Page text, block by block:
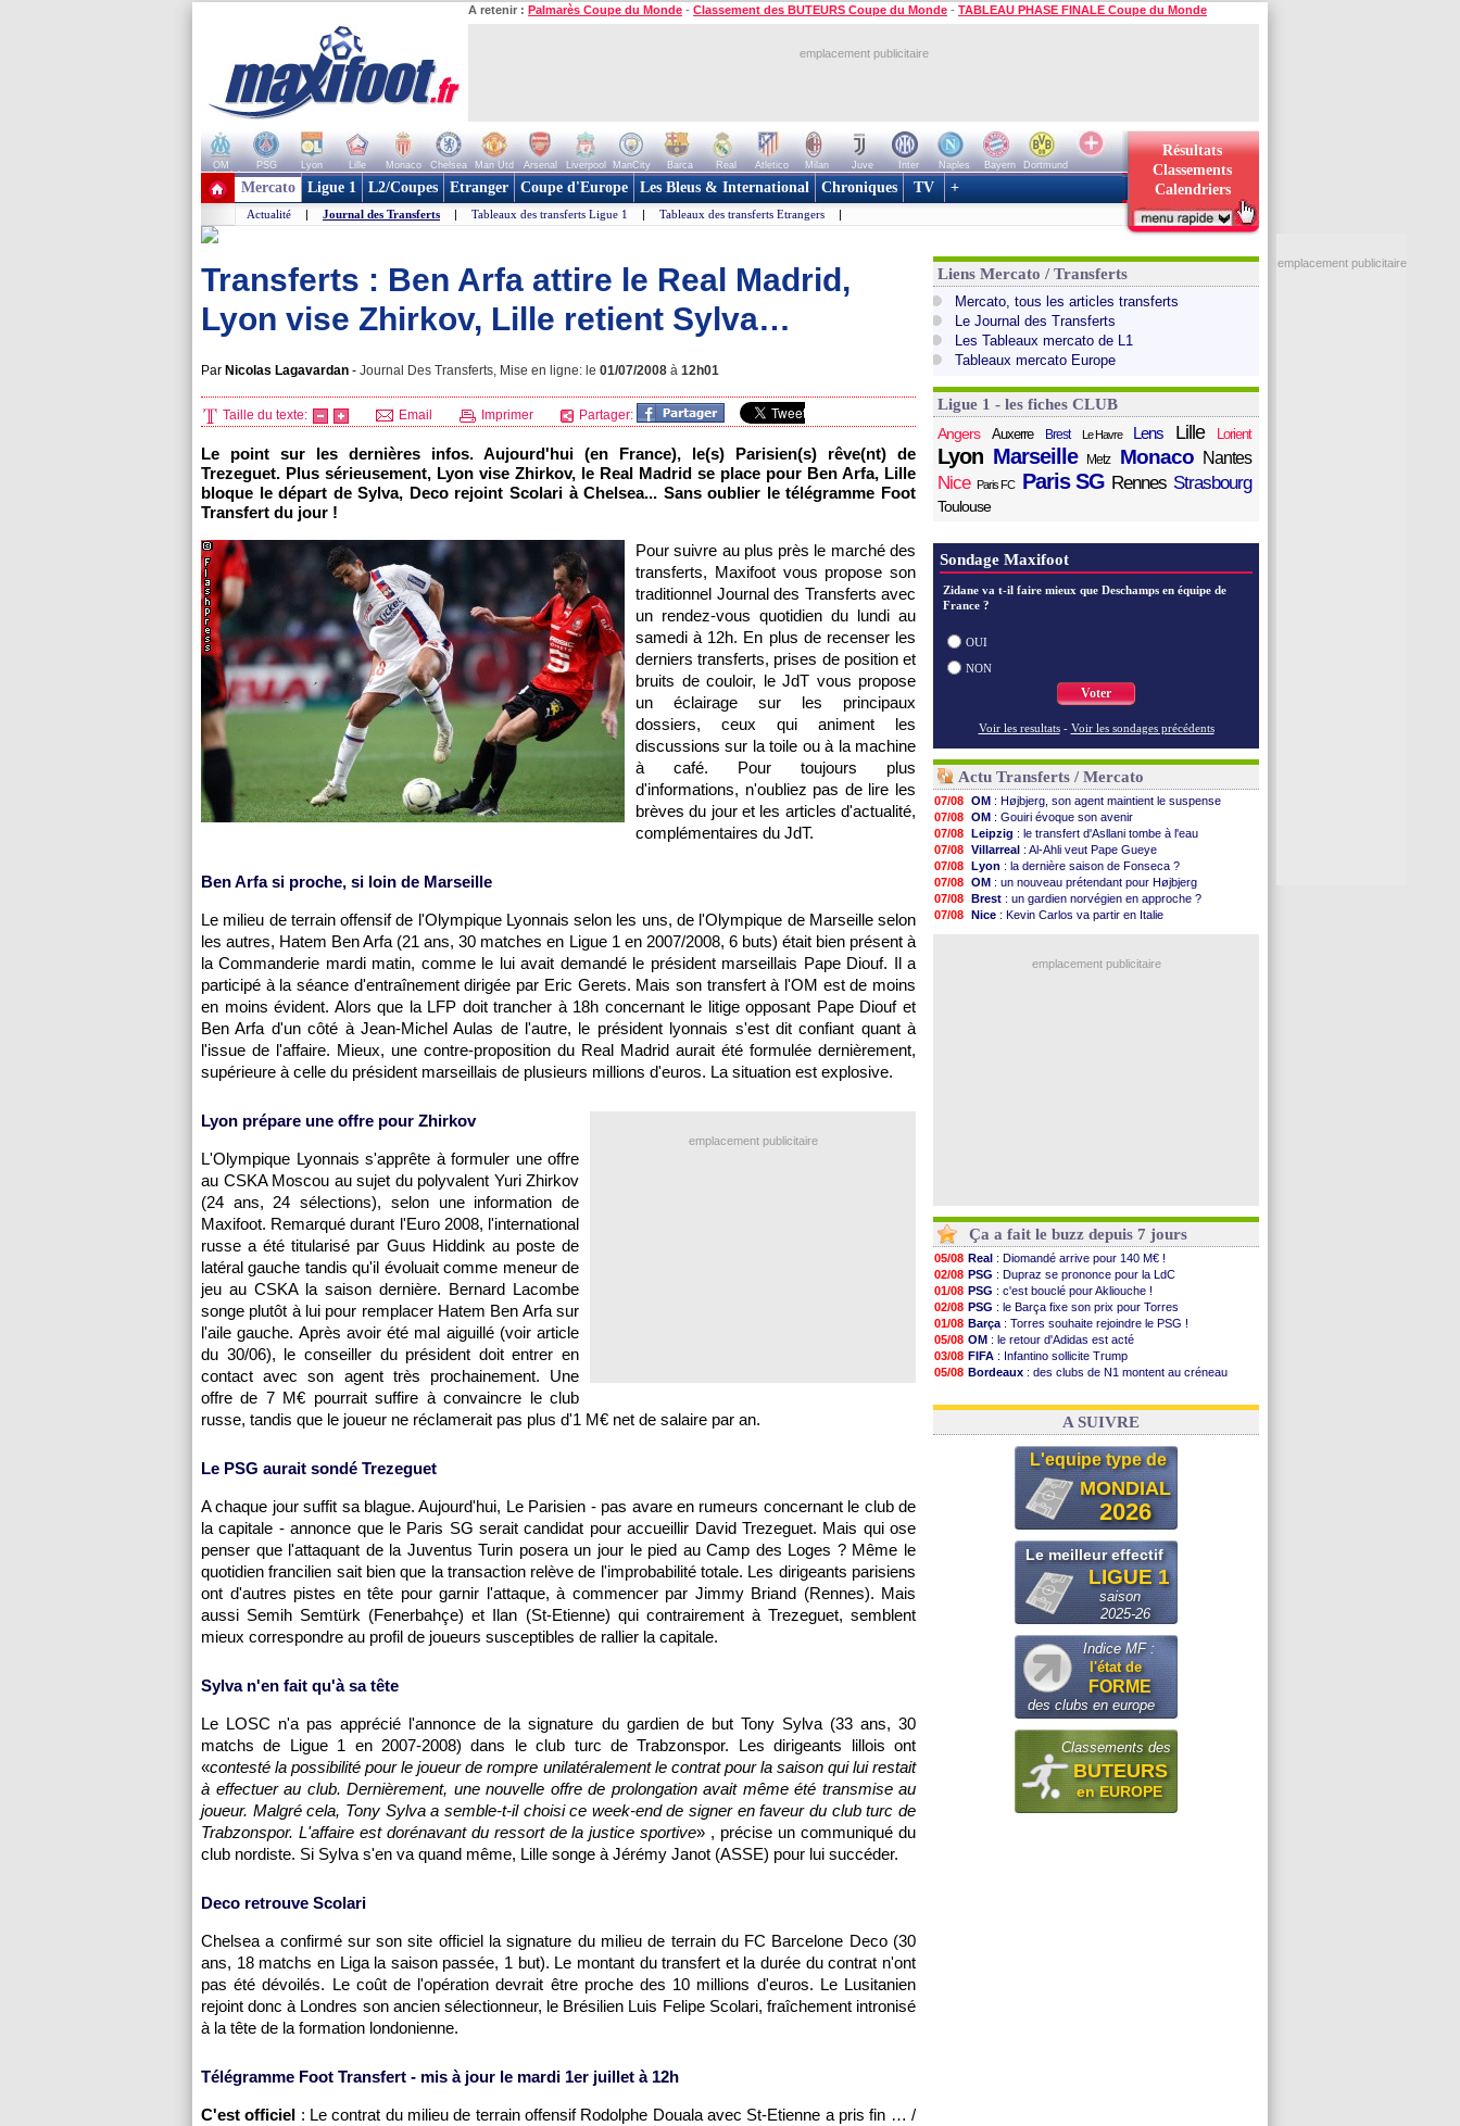
A retenir : Palmarès Coupe du Monde - Classement des BUTEURS Coupe du Monde - TABLEAU PHASE FINALE Coupe du Monde
emplacement publicitaire
OM PSG Lyon Lille Monaco Chelsea Man Utd Arsenal Liverpool ManCity Barca Real Atletico Milan Juve Inter Naples Bayern
Dortmund
+ de clubs
Résultats
Classements
Calendriers
Mercato Ligue 1 L2/Coupes Etranger Coupe d'Europe Les Bleus & International Chroniques TV +
Actualité | Journal des Transferts | Tableaux des transferts Ligue 1 | Tableaux des transferts Etrangers |
Transferts : Ben Arfa attire le Real Madrid,
Lyon vise Zhirkov, Lille retient Sylva…
Par Nicolas Lagavardan - Journal Des Transferts, Mise en ligne: le 01/07/2008 à 12h01
Taille du texte: Email Imprimer Partager:
Le point sur les dernières infos. Aujourd'hui (en France), le(s) Parisien(s) rêve(nt) de
Trezeguet. Plus sérieusement, Lyon vise Zhirkov, le Real Madrid se place pour Ben Arfa, Lille
bloque le départ de Sylva, Deco rejoint Scolari à Chelsea... Sans oublier le télégramme Foot
Transfert du jour !
Pour suivre au plus près le marché des
transferts, Maxifoot vous propose son
traditionnel Journal des Transferts avec
un rendez-vous quotidien du lundi au
samedi à 12h. En plus de recenser les
derniers transferts, prises de position et
bruits de couloir, le JdT vous propose
un éclairage sur les principaux
dossiers, ceux qui animent les
discussions sur la toile ou à la machine
à café. Pour toujours plus
d'informations, n'oubliez pas de lire les
brèves du jour et les articles d'actualité,
complémentaires du JdT.
Ben Arfa si proche, si loin de Marseille
Le milieu de terrain offensif de l'Olympique Lyonnais selon les uns, de l'Olympique de Marseilleselon
les autres, Hatem Ben Arfa (21 ans, 30 matches en Ligue 1 en 2007/2008, 6 buts) était bien présent à
la Commanderie mardi matin, comme le lui avait demandé le président marseillais Pape Diouf. Il a
participé à la séance d'entraînement dirigée par Eric Gerets. Mais son transfert à l'OM est de moins
en moins évident. Alors que la LFP doit trancher à 18h concernant le litige opposant Pape Diouf et
Ben Arfa d'un côté à Jean-Michel Aulas de l'autre, le président lyonnais s'est dit confiant quant à
l'issue de l'affaire. Mieux, une contre-proposition du Real Madrid aurait été formulée dernièrement,
supérieure à celle du président marseillais de plusieurs millions d'euros. La situation est explosive.
emplacement publicitaire
Lyon prépare une offre pour Zhirkov
L'Olympique Lyonnais s'apprête à formuler une offre
au CSKA Moscou au sujet du polyvalent Yuri Zhirkov
(24 ans, 24 sélections), selon une information de
Maxifoot. Remarqué durant l'Euro 2008, l'international
russe a été titularisé par Guus Hiddink au poste de
latéral gauche tandis qu'il évoluait comme meneur de
jeu au CSKA la saison dernière. Bernard Lacombe
songe plutôt à lui pour remplacer Hatem Ben Arfa sur
l'aile gauche. Après avoir été mal aiguillé (voir article
du 30/06), le conseiller du président doit entrer en
contact avec son agent très prochainement. Une
offre de 7 M€ pourrait suffire à convaincre le club
russe, tandis que le joueur ne réclamerait pas plus d'1 M€ net de salaire par an.
Le PSG aurait sondé Trezeguet
A chaque jour suffit sa blague. Aujourd'hui, Le Parisien - pas avare en rumeurs concernant le club de
la capitale - annonce que le Paris SG serait candidat pour accueillir David Trezeguet. Mais qui ose
penser que l'attaquant de la Juventus Turin posera un jour le pied au Camp des Loges ? Même le
quotidien francilien sait bien que la transaction relève de l'improbabilité totale. Les dirigeants parisiens
ont d'autres pistes en tête pour garnir l'attaque, à commencer par Jimmy Briand (Rennes). Mais
aussi Semih Semtürk (Fenerbahçe) et Ilan (St-Etienne) qui contrairement à Trezeguet, semblent
mieux correspondre au profil de joueurs susceptibles de rallier la capitale.
Sylva n'en fait qu'à sa tête
Le LOSC n'a pas apprécié l'annonce de la signature du gardien de but Tony Sylva (33 ans, 30
matchs de Ligue 1 en 2007-2008) dans le club turc de Trabzonspor. Les dirigeants lillois ont
«contesté la possibilité pour le joueur de rompre unilatéralement le contrat pour la saison qui lui restait
à effectuer au club. Dernièrement, une nouvelle offre de prolongation avait même été transmise au
joueur. Malgré cela, Tony Sylva a semble-t-il choisi ce week-end de signer en faveur du club turc de
Trabzonspor. L'affaire est dorénavant du ressort de la justice sportive» , précise un communiqué du
club nordiste. Si Sylva s'en va quand même, Lille songe à Jérémy Janot (ASSE) pour lui succéder.
Deco retrouve Scolari
Chelsea a confirmé sur son site officiel la signature du milieu de terrain du FC Barcelone Deco (30
ans, 18 matchs en Liga la saison passée, 1 but). Le montant du transfert et la durée du contrat n'ont
pas été dévoilés. Le coût de l'opération devrait être proche des 10 millions d'euros. Le Lusitanien
rejoint donc à Londres son ancien sélectionneur, le Brésilien Luis Felipe Scolari, fraîchement intronisé
à la tête de la formation londonienne.
Télégramme Foot Transfert - mis à jour le mardi 1er juillet à 12h
C'est officiel : Le contrat du milieu de terrain offensif Rodolphe Douala avec St-Etienne a pris fin … /
Liens Mercato / Transferts
Mercato, tous les articles transferts
Le Journal des Transferts
Les Tableaux mercato de L1
Tableaux mercato Europe
Ligue 1 - les fiches CLUB
Angers
Auxerre Brest Le Havre Lens Lille Lorient
Lyon Marseille Metz Monaco Nantes
Nice Paris FC Paris SG Rennes Strasbourg
Toulouse
Sondage Maxifoot
Zidane va t-il faire mieux que Deschamps en équipe de
France ?
OUI
NON
Voter
Voir les resultats - Voir les sondages précédents
Actu Transferts / Mercato
07/08 OM : Højbjerg, son agent maintient le suspense
07/08 OM : Gouiri évoque son avenir
07/08 Leipzig : le transfert d'Asllani tombe à l'eau
07/08 Villarreal : Al-Ahli veut Pape Gueye
07/08 Lyon : la dernière saison de Fonseca ?
07/08 OM : un nouveau prétendant pour Højbjerg
07/08 Brest : un gardien norvégien en approche ?
07/08 Nice : Kevin Carlos va partir en Italie
: Mangala prêté à Getafe (officiel)
emplacement publicitaire
Ça a fait le buzz depuis 7 jours
05/08 Real : Diomandé arrive pour 140 M€ !
02/08 PSG : Dupraz se prononce pour la LdC
01/08 PSG : c'est bouclé pour Akliouche !
02/08 PSG : le Barça fixe son prix pour Torres
01/08 Barça : Torres souhaite rejoindre le PSG !
05/08 OM : le retour d'Adidas est acté
03/08 FIFA : Infantino sollicite Trump
05/08 Bordeaux : des clubs de N1 montent au créneau
03/08 Real: le démenti de Leipzig pour Diomandé
A SUIVRE
L'equipe type de
MONDIAL
2026
Le meilleur effectif
LIGUE 1
saison
2025-26
Indice MF :
l'état de
FORME
des clubs en europe
Classements des
BUTEURS
en EUROPE
emplacement publicitaire